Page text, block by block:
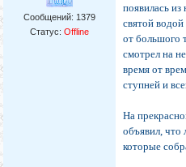
Сообщений: 1379
Статус:Offline
появилась
святой
от большого
смотрел на
время от
ступней и
На
объявил, что
которые